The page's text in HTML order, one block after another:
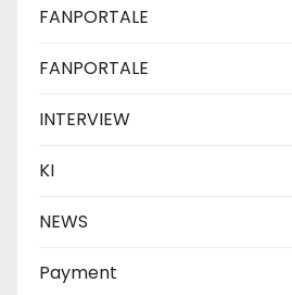
FANPORTALE
FANPORTALE
INTERVIEW
KI
NEWS
Payment